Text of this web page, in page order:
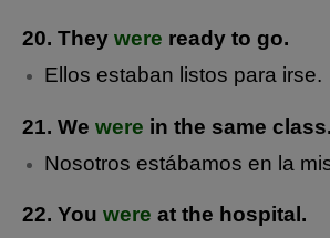
20. They were ready to go.
Ellos estaban listos para irse.
21. We were in the same class.
Nosotros estábamos en la
22. You were at the hospital.